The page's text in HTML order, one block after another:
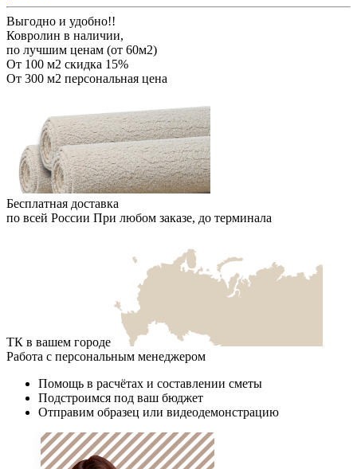
Выгодно и удобно!!
Ковролин в наличии,
по лучшим ценам (от 60м2)
От 100 м2 скидка 15%
От 300 м2 персональная цена
Бесплатная доставка
по всей России При любом заказе, до терминала
ТК в вашем городе
Работа с персональным менеджером
Помощь в расчётах и составлении сметы
Подстроимся под ваш бюджет
Отправим образец или видеодемонстрацию